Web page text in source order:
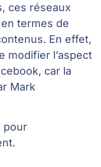
ces réseaux
termes de
En effet,
modifier l’aspect
car la
Mark
pour